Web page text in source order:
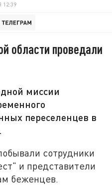
12:39
области проведали
миссии
переселенцев в
сотрудники
и представители
беженцев.